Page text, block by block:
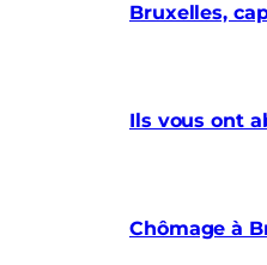
Bruxelles,
Ils vous ont
Chômage à